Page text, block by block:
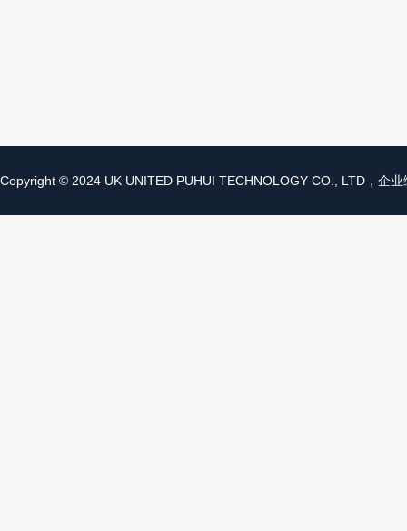
Copyright © 2024 UK UNITED PUHUI TECHNOLOGY CO., LTD，企